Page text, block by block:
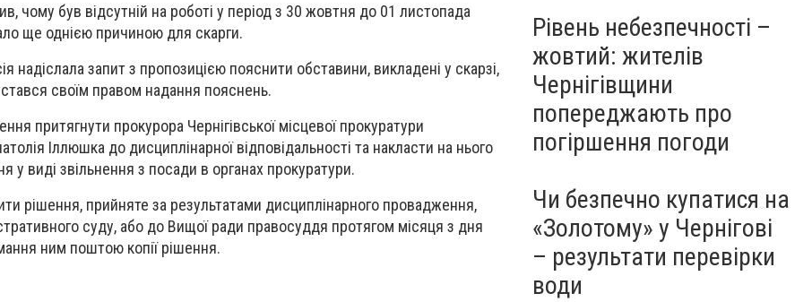
чому був відсутній на роботі у період з 30 жовтня до 01 листопада
ще однією причиною для скарги.
надіслала запит з пропозицією пояснити обставини, викладені у скарзі,
своїм правом надання пояснень.
притягнути прокурора Чернігівської місцевої прокуратури
Іллюшка до дисциплінарної відповідальності та накласти на нього
у виді звільнення з посади в органах прокуратури.
рішення, прийняте за результатами дисциплінарного провадження,
суду, або до Вищої ради правосуддя протягом місяця з дня
ним поштою копії рішення.
Рівень небезпечності –
жовтий: жителів
Чернігівщини
попереджають про
погіршення погоди
Чи безпечно купатися на
«Золотому» у Чернігові
– результати перевірки
води